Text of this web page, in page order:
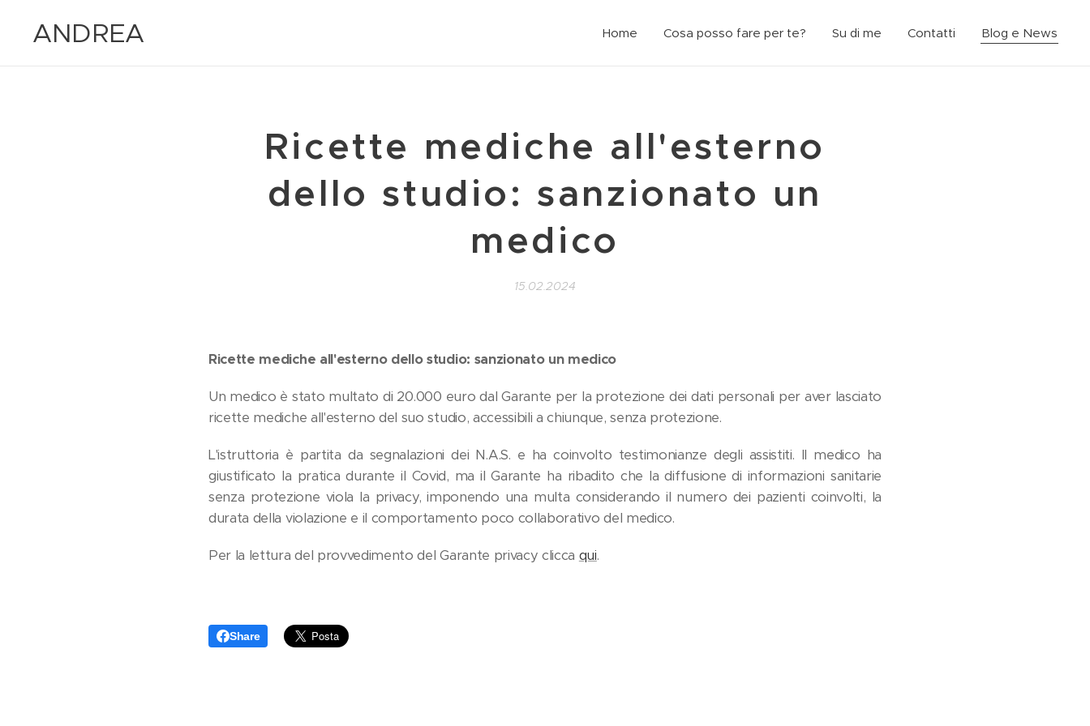
ANDREA
Home Cosa posso fare per te? Su di me Contatti Blog e News
Ricette mediche all'esterno
dello studio: sanzionato un
medico
15.02.2024
Ricette mediche all'esterno dello studio: sanzionato un medico
Un medico è stato multato di 20.000 euro dal Garante per la protezione dei dati personali per aver lasciato
ricette mediche all'esterno del suo studio, accessibili a chiunque, senza protezione.
L'istruttoria è partita da segnalazioni dei N.A.S. e ha coinvolto testimonianze degli assistiti. Il medico ha
giustificato la pratica durante il Covid, ma il Garante ha ribadito che la diffusione di informazioni sanitarie
senza protezione viola la privacy, imponendo una multa considerando il numero dei pazienti coinvolti, la
durata della violazione e il comportamento poco collaborativo del medico.
Per la lettura del provvedimento del Garante privacy clicca qui.
Share